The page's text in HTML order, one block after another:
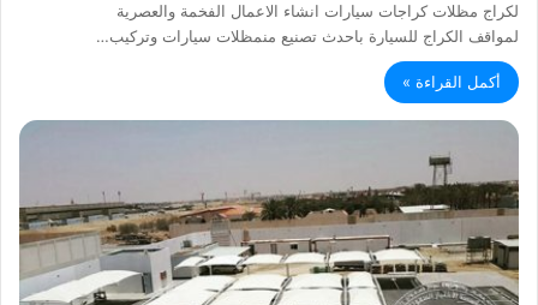
لكراج مظلات كراجات سيارات انشاء الاعمال الفخمة والعصرية
لمواقف الكراج للسيارة باحدث تصنيع منمظلات سيارات وتركيب…
أكمل القراءة »